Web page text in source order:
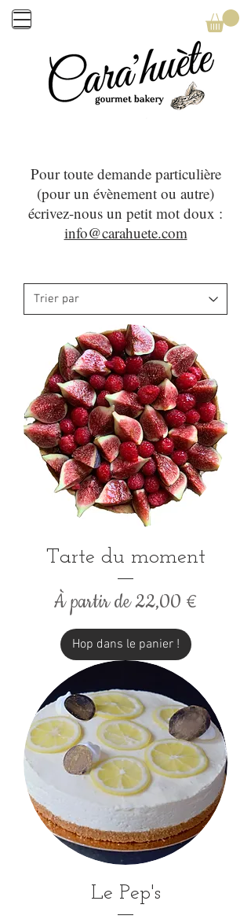
Pour toute demande particulière
(pour un évènement ou autre)
écrivez-nous un petit mot doux :
info@carahuete.com
Tarte du moment
À partir de22,00 €
Prix promotionnel
Hop dans le panier !
Le Pep's